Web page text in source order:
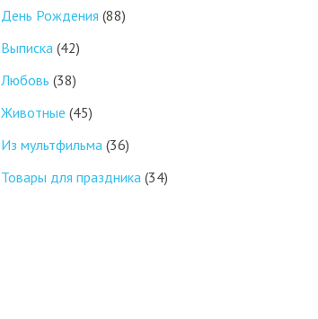
День Рождения (88)
Выписка (42)
Любовь (38)
Животные (45)
Из мультфильма (36)
Товары для праздника (34)